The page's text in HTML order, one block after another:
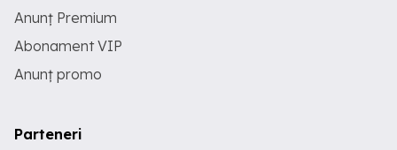
Anunț Premium
Abonament VIP
Anunț promo
Parteneri